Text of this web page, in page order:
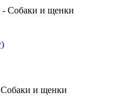
- Собаки и щенки
Собаки и щенки